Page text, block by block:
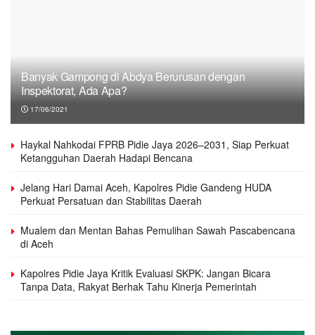
Banyak Gampong di Abdya Berurusan dengan
Inspektorat, Ada Apa?
17/06/2021
Haykal Nahkodai FPRB Pidie Jaya 2026–2031, Siap Perkuat
Ketangguhan Daerah Hadapi Bencana
Jelang Hari Damai Aceh, Kapolres Pidie Gandeng HUDA
Perkuat Persatuan dan Stabilitas Daerah
Mualem dan Mentan Bahas Pemulihan Sawah Pascabencana
di Aceh
Kapolres Pidie Jaya Kritik Evaluasi SKPK: Jangan Bicara
Tanpa Data, Rakyat Berhak Tahu Kinerja Pemerintah